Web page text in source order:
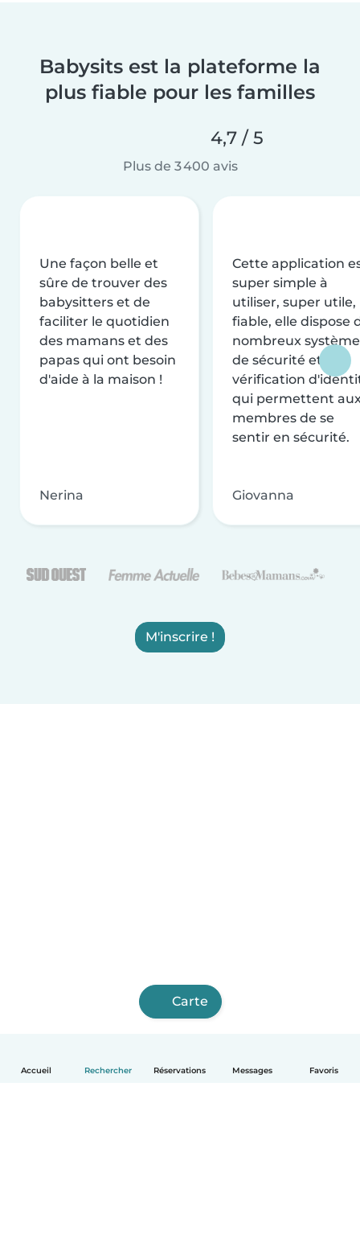
Accueil Rechercher Réservations Messages Favoris
Babysits est la plateforme la
plus fiable pour les familles
4,7 / 5
Plus de 3 400 avis
Une façon belle et
sûre de trouver des
babysitters et de
faciliter le quotidien
des mamans et des
papas qui ont besoin
d'aide à la maison !
Nerina
Cette application
super simple à
utiliser, super utile,
fiable, elle dispose
nombreux
de sécurité et de
vérification
qui permettent
membres de se
sentir en sécurité.
Giovanna
M'inscrire !
Carte